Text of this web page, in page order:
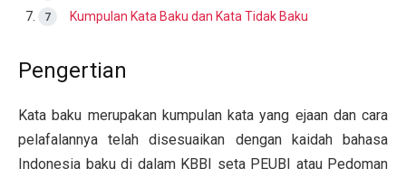
Kumpulan Kata Baku dan Kata Tidak Baku
Pengertian
Kata baku merupakan kumpulan kata yang ejaan dan cara
pelafalannya telah disesuaikan dengan kaidah bahasa
Indonesia baku di dalam KBBI seta PEUBI atau Pedoman